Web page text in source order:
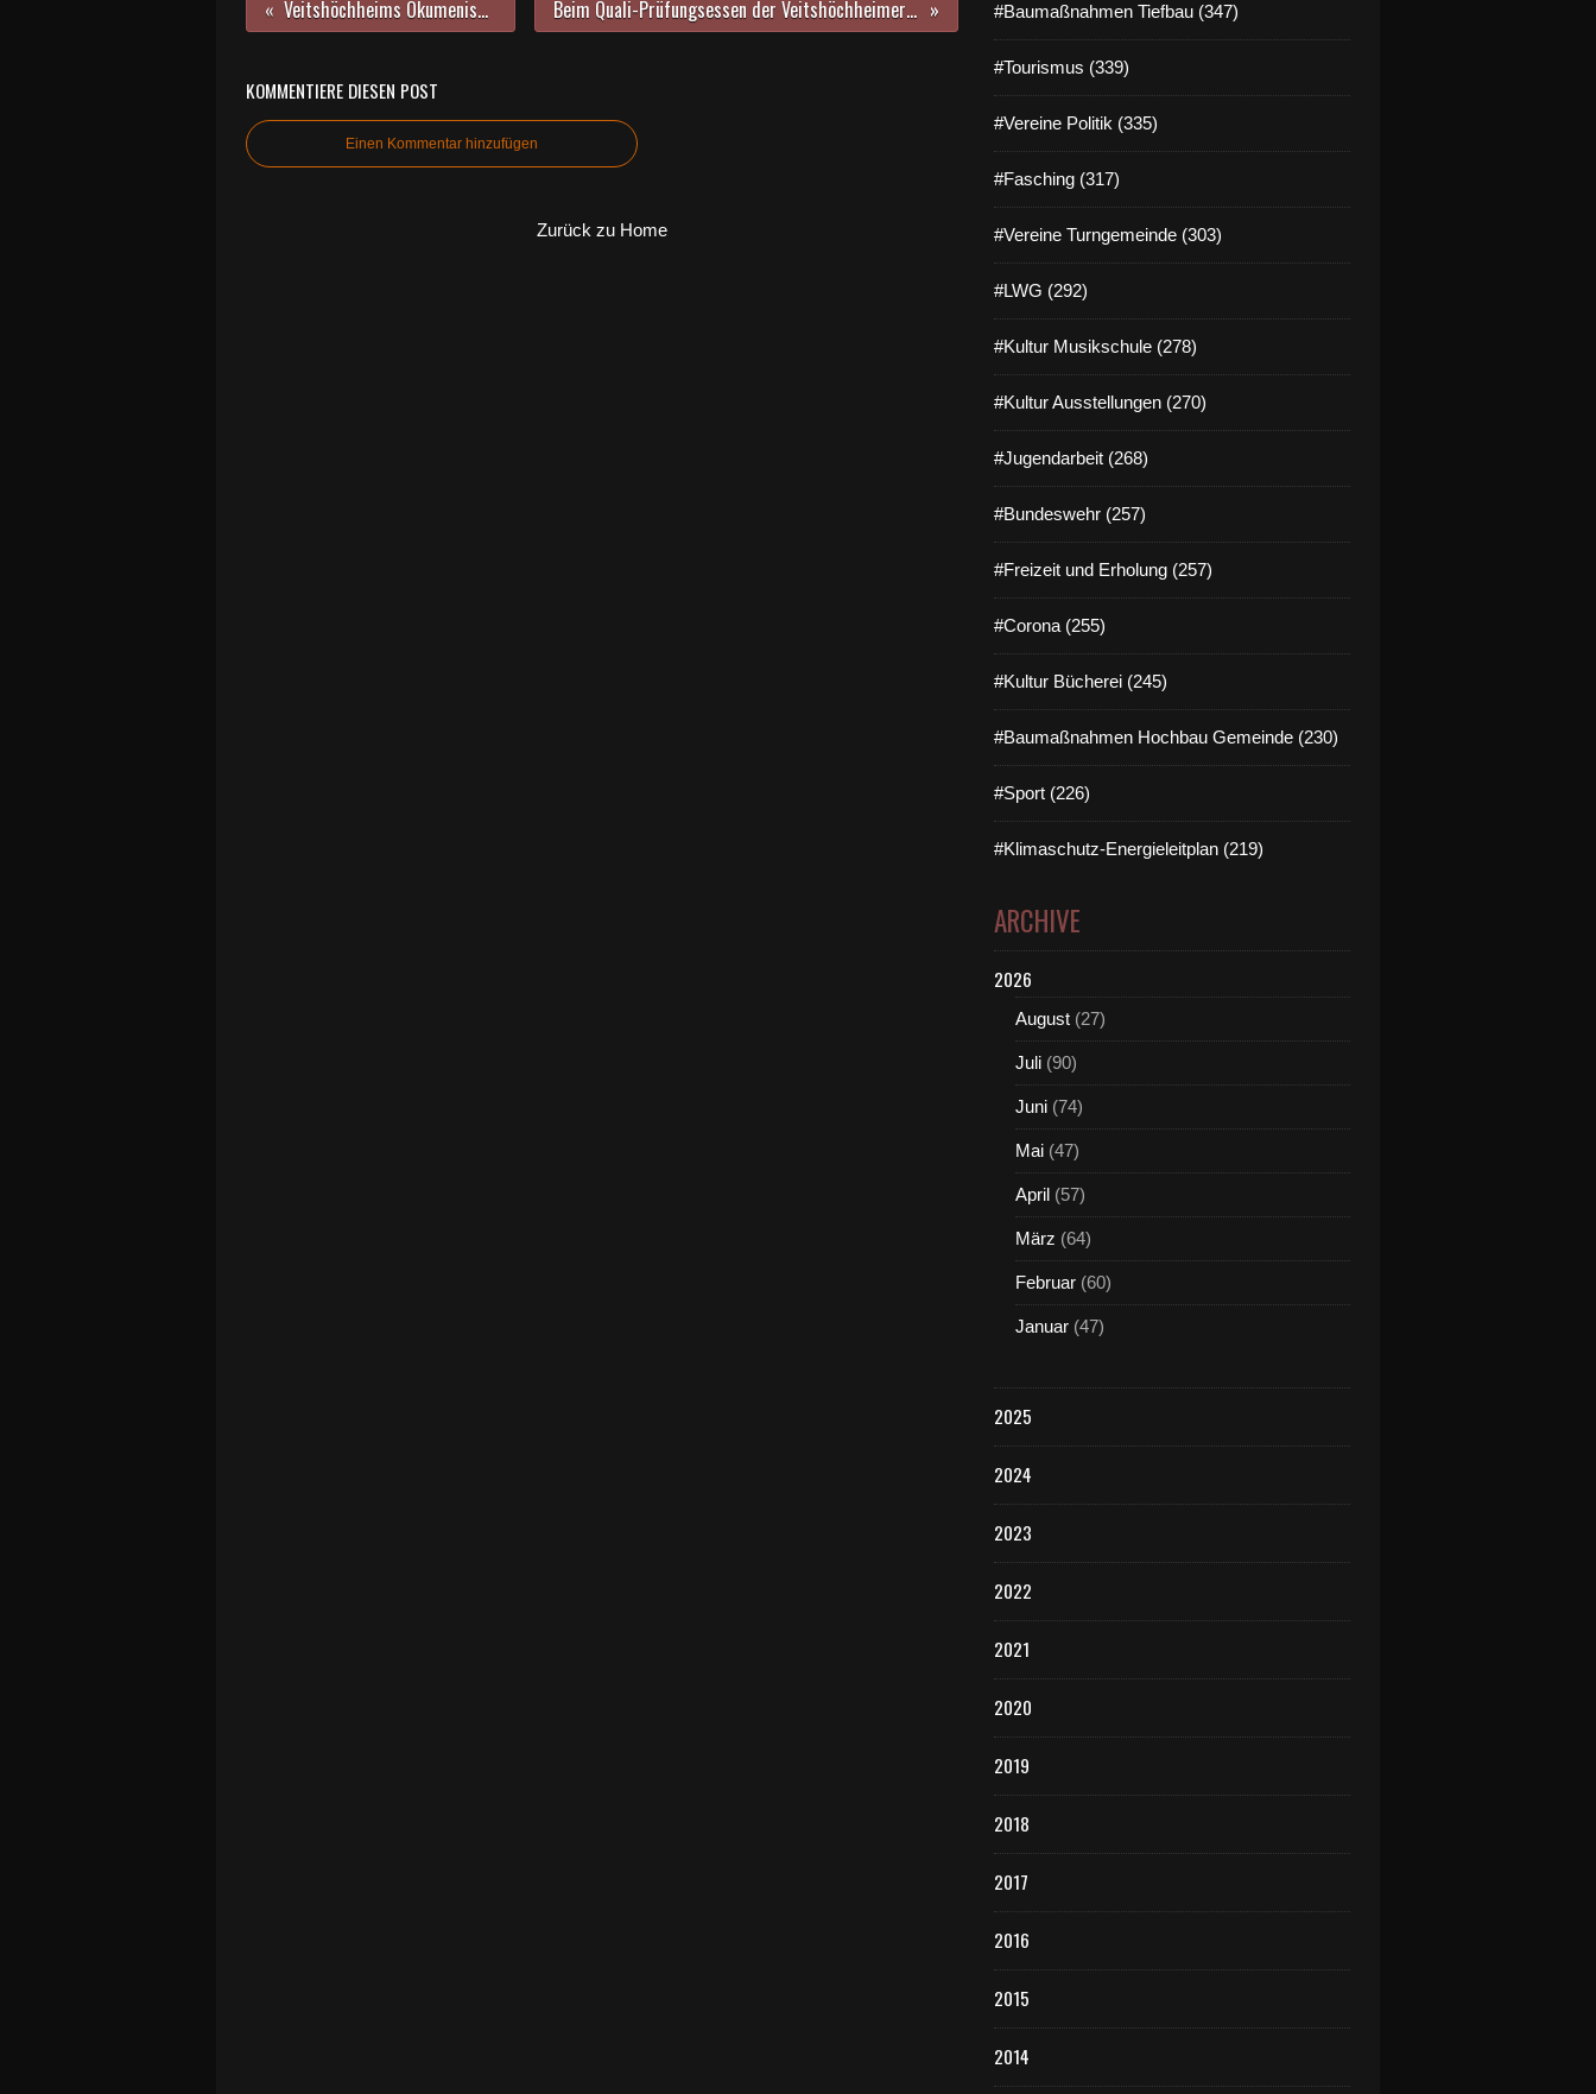
Veitshöchheims Ökumenischer Singkreis Mit Herz und Stimme lädt zum Mitsingen ein Beim Quali-Prüfungsessen der Veitshöchheimer Mittelschule verwöhnten die ausländischen Schüler die Koster mit einem vorderasiatischen Menü
KOMMENTIERE DIESEN POST
Einen Kommentar hinzufügen
Zurück zu Home
#Baumaßnahmen Tiefbau (347)
#Tourismus (339)
#Vereine Politik (335)
#Fasching (317)
#Vereine Turngemeinde (303)
#LWG (292)
#Kultur Musikschule (278)
#Kultur Ausstellungen (270)
#Jugendarbeit (268)
#Bundeswehr (257)
#Freizeit und Erholung (257)
#Corona (255)
#Kultur Bücherei (245)
#Baumaßnahmen Hochbau Gemeinde (230)
#Sport (226)
#Klimaschutz-Energieleitplan (219)
ARCHIVE
2026
August (27)
Juli (90)
Juni (74)
Mai (47)
April (57)
März (64)
Februar (60)
Januar (47)
2025
2024
2023
2022
2021
2020
2019
2018
2017
2016
2015
2014